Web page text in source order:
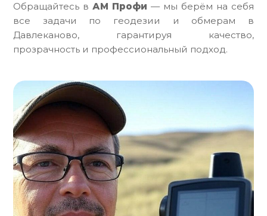
Обращайтесь вАМ Профи — мы берём на себя
все задачи по геодезии и обмерам в
Давлеканово, гарантируя качество,
прозрачность и профессиональный подход.